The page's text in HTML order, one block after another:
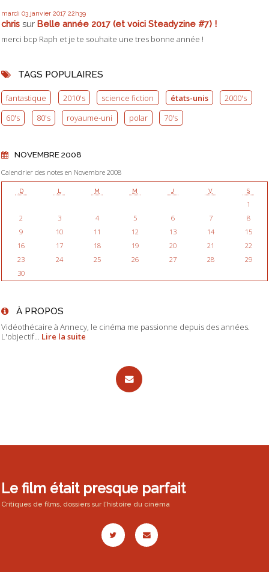
mardi 03 janvier 2017 22h39
chris sur Belle année 2017 (et voici Steadyzine #7) !
merci bcp Raph et je te souhaite une tres bonne année !
TAGS POPULAIRES
fantastique 2010's science fiction états-unis
2000's
60's
80's royaume-uni polar 70's
NOVEMBRE 2008
Calendrier des notes en Novembre 2008
D L M M J V S
1
2
3 4 5 6 7
8
9
10 11 12 13 14
15
16
17 18 19 20 21
22
23
24 25 26 27 28
29
30
À PROPOS
Vidéothécaire à Annecy, le cinéma me passionne depuis des années.
L'objectif... Lire la suite
Le film était presque parfait
Critiques de films, dossiers sur l'histoire du cinéma